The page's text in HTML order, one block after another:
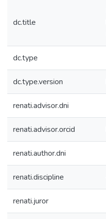
dc.title
dc.type
dc.type.version
renati.advisor.dni
renati.advisor.orcid
renati.author.dni
renati.discipline
renati.juror